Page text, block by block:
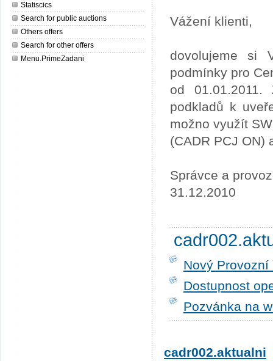
Statiscics
Search for public auctions
Others offers
Search for other offers
Menu.PrimeZadani
Vážení klienti,
dovolujeme si
podmínky pro
od 01.01.2011.
podkladů k
možno využít
(CADR PCJ ON)
Správce a
31.12.2010
Nový
Dostupnost
Pozvánka na
cadr002.aktualni